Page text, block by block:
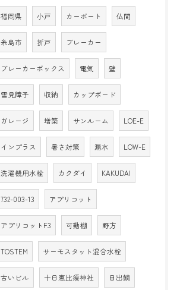
福岡県 小戸 カーポート 仏間
糸島市 折戸 ブレーカー
ブレーカーボックス 電気 壁
雪見障子 収納 カップボード
ガレージ 増築 サンルーム LOE-E
インプラス 暑さ対策 漏水 LOW-E
洗濯機用水栓 カクダイ KAKUDAI
732-003-13 アプリコット
アプリコットF3 可動棚 野方
TOSTEM サーモスタット混合水栓
古いビル 十日恵比須神社 目出鯛